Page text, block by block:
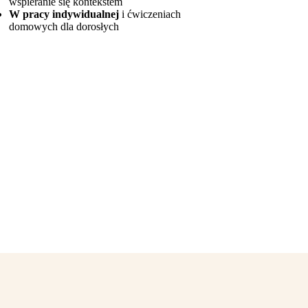
W pracy indywidualneji ćwiczeniach
domowych dla dorosłych